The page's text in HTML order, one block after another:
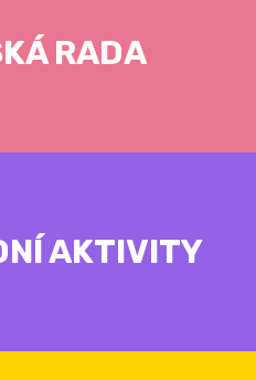
RADA
AKTIVITY